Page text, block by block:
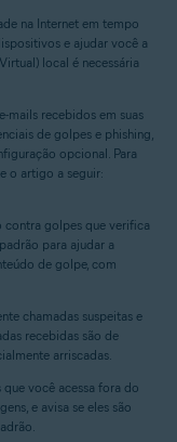
na Internet em tempo
e ajudar você a
local é necessária
mails recebidos em suas
de golpes e phishing,
opcional. Para
o artigo a seguir:
contra golpes que verifica
para ajudar a
de golpe, com
chamadas suspeitas e
recebidas são de
arriscadas.
você acessa fora do
e avisa se eles são